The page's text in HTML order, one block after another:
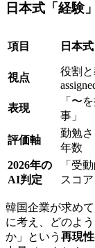
日本式「経験
項目 日本
視点
役割と
表現
「〜
事」
評価軸
勤勉
年数
2026年の
AI判定
「受
スコ
韓国企業が求め
に考え、どのよ
か」という 再現